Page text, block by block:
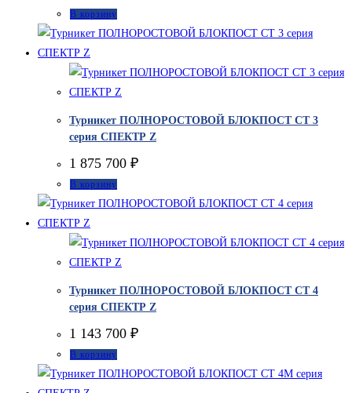
В корзину
Турникет ПОЛНОРОСТОВОЙ БЛОКПОСТ СТ 3
серия СПЕКТР Z
1 875 700 ₽
В корзину
Турникет ПОЛНОРОСТОВОЙ БЛОКПОСТ СТ 4
серия СПЕКТР Z
1 143 700 ₽
В корзину